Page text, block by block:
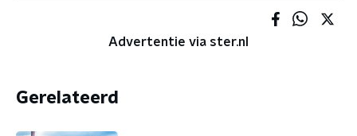
Advertentie via ster.nl
Gerelateerd